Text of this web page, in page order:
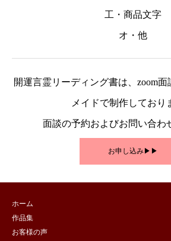
工・商品文字
オ・他
開運言霊リーディング書は、zoom
メイドで制作しており
面談の予約およびお問い合わ
お申し込み▶︎▶︎
ホーム
作品集
お客様の声